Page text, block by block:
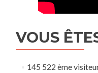
VOUS
145 522 ème